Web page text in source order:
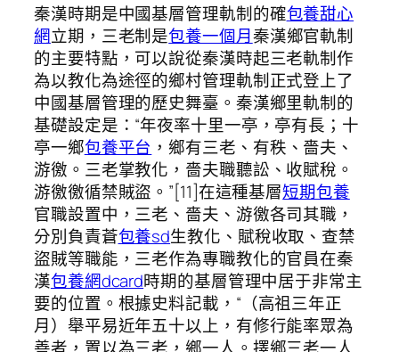
秦漢時期是中國基層管理軌制的確包養甜心
網立期，三老制是包養一個月秦漢鄉官軌制
的主要特點，可以說從秦漢時起三老軌制作
為以教化為途徑的鄉村管理軌制正式登上了
中國基層管理的歷史舞臺。秦漢鄉里軌制的
基礎設定是：“年夜率十里一亭，亭有長；十
亭一鄉包養平台 ，鄉有三老、有秩、嗇夫、
游徼。三老掌教化，嗇夫職聽訟、收賦稅。
游徼徼循禁賊盜。”[11]在這種基層短期包養
官職設置中，三老、嗇夫、游徼各司其職，
分別負責蒼包養sd生教化、賦稅收取、查禁
盜賊等職能，三老作為專職教化的官員在秦
漢包養網dcard時期的基層管理中居于非常主
要的位置。根據史料記載，“（高祖三年正
月）舉平易近年五十以上，有修行能率眾為